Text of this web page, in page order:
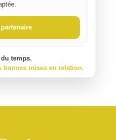
partenaire
du temps.
bonnes mises en relation.